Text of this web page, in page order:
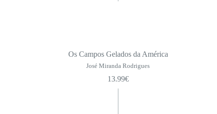
Os Campos Gelados da América
José Miranda Rodrigues
13.99€